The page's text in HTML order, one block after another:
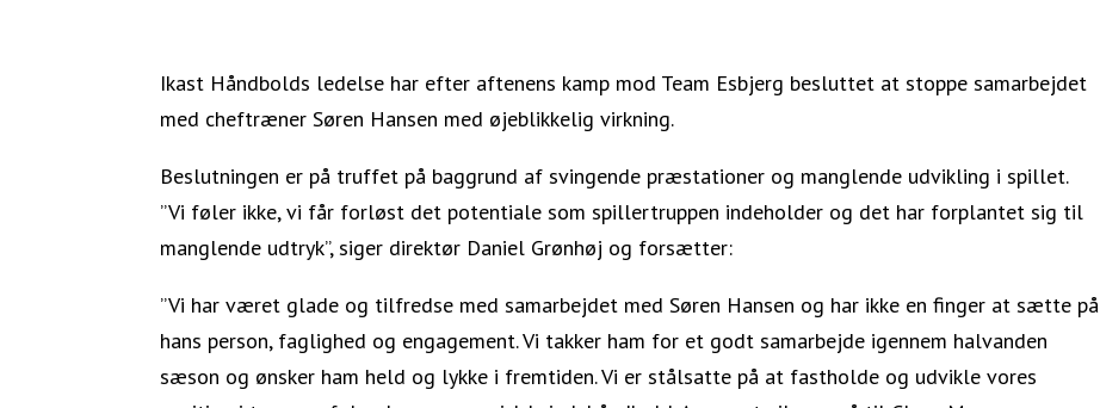
Ikast Håndbolds ledelse har efter aftenens kamp mod Team Esbjerg besluttet at stoppe samarbejdet
med cheftræner Søren Hansen med øjeblikkelig virkning.
Beslutningen er på truffet på baggrund af svingende præstationer og manglende udvikling i spillet.
”Vi føler ikke, vi får forløst det potentiale som spillertruppen indeholder og det har forplantet sig til
manglende udtryk”, siger direktør Daniel Grønhøj og forsætter:
”Vi har været glade og tilfredse med samarbejdet med Søren Hansen og har ikke en finger at sætte på
hans person, faglighed og engagement. Vi takker ham for et godt samarbejde igennem halvanden
sæson og ønsker ham held og lykke i fremtiden. Vi er stålsatte på at fastholde og udvikle vores